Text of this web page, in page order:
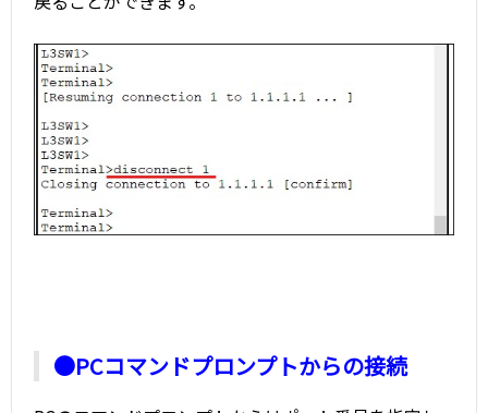
●PCコマンドプロンプトからの接続